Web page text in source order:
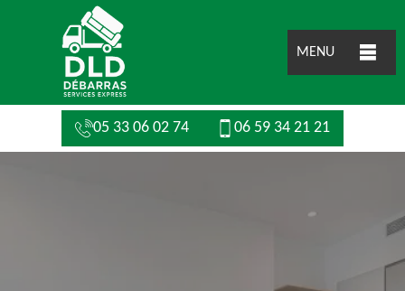
MENU
05 33 06 02 74 06 59 34 21 21